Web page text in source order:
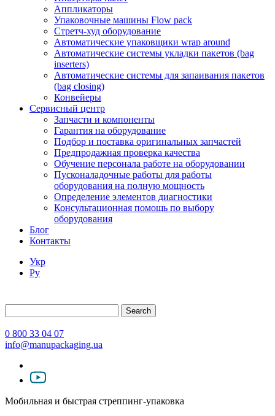
Аппликаторы
Упаковочные машины Flow pack
Стретч-худ оборудование
Автоматические упаковщики wrap around
Автоматические системы укладки пакетов (bag
inserters)
Автоматические системы для запаивания пакетов
(bag closing)
Конвейеры
Сервисный центр
Запчасти и компоненты
Гарантия на оборудование
Подбор и поставка оригинальных запчастей
Предпродажная проверка качества
Обучение персонала работе на оборудовании
Пусконаладочные работы для работы
оборудования на полную мощность
Определение элементов диагностики
Консультационная помощь по выбору
оборудования
Блог
Контакты
Укр
Ру
Search
0 800 33 04 07
info@manupackaging.ua
Мобильная и быстрая стреппинг-упаковка